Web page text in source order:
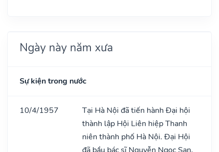
Ngày này năm xưa
Sự kiện trong nước
10/4/1957
Tại Hà Nội đã tiến hành Đại hội
thành lập Hội Liên hiệp Thanh
niên thành phố Hà Nội. Đại Hội